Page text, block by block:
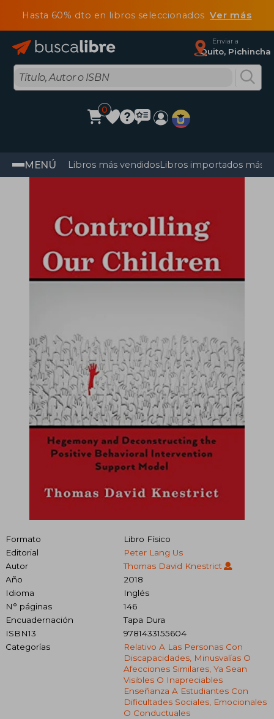
Hasta 60% dto en libros seleccionadosVer más
Enviar a
Quito, Pichincha
0
MENÚ Libros más vendidosLibros importados más
Formato
Libro Físico
Editorial
Peter Lang Us
Autor
Thomas David Knestrict
Año
2018
Idioma
Inglés
N° páginas
146
Encuadernación
Tapa Dura
ISBN13
9781433155604
Categorías
Relativo A Las Personas Con
Discapacidades, Minusvalías O
Afecciones Similares, Ya Sean
Visibles O Inapreciables
Enseñanza A Estudiantes Con
Dificultades Sociales, Emocionales
O Conductuales